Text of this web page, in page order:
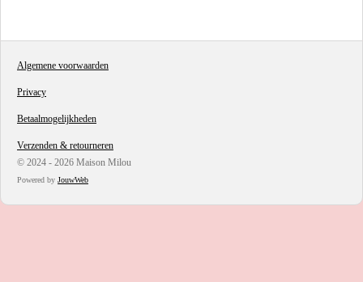
Algemene voorwaarden
Privacy
Betaalmogelijkheden
Verzenden & retourneren
© 2024 - 2026 Maison Milou
Powered by JouwWeb